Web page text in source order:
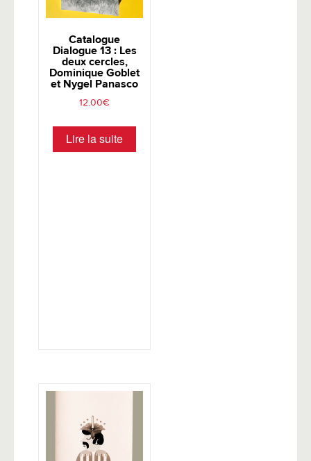
Catalogue
Dialogue 13 : Les
deux cercles,
Dominique Goblet
et Nygel Panasco
12.00€
Lire la suite